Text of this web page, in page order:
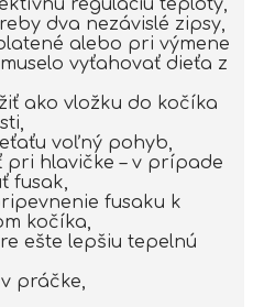
reguláciu teploty,
dva nezávislé zipsy,
alebo pri výmene
vyťahovať dieťa z
ako vložku do kočíka
voľný pohyb,
hlavičke – v prípade
fusak,
fusaku k
kočíka,
ešte lepšiu tepelnú
práčke,